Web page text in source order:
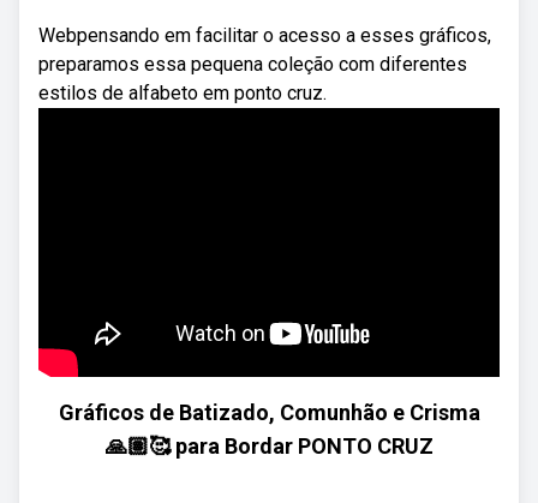
Webpensando em facilitar o acesso a esses gráficos,
preparamos essa pequena coleção com diferentes
estilos de alfabeto em ponto cruz.
Gráficos de Batizado, Comunhão e Crisma
🙏🏽🥰 para Bordar PONTO CRUZ